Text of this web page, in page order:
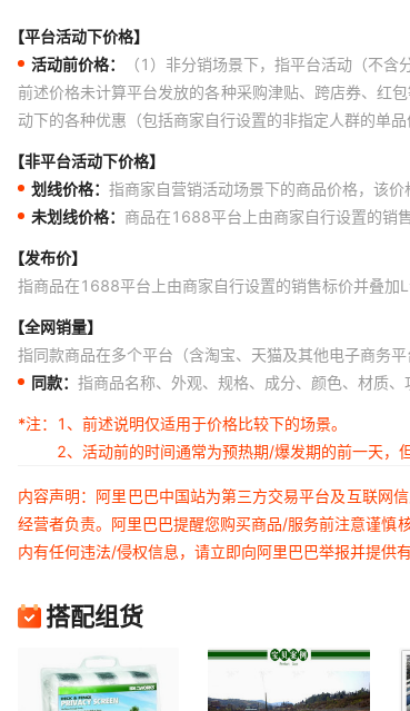
【平台活动下价格】
活动前价格：
（1）非分销场景下，指平台活动（不
前述价格未计算平台发放的各种采购津贴、跨店券、红
动下的各种优惠（包括商家自行设置的非指定人群的单
【非平台活动下价格】
划线价格： 指商家自营销活动场景下的商品价格，该
未划线价格： 商品在1688平台上由商家自行设置的销
【发布价】
指商品在1688平台上由商家自行设置的销售标价并叠加
【全网销量】
指同款商品在多个平台（含淘宝、天猫及其他电子商务
同款： 指商品名称、外观、规格、成分、颜色、材质
*注：
1、前述说明仅适用于价格比较下的场景。
2、活动前的时间通常为预热期/爆发期的前一天，
内容声明：阿里巴巴中国站为第三方交易平台及互联网
经营者负责。阿里巴巴提醒您购买商品/服务前注意谨慎
内有任何违法/侵权信息，请立即向阿里巴巴举报并提供有
搭配组货